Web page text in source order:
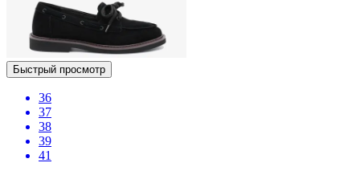
Быстрый просмотр
36
37
38
39
41